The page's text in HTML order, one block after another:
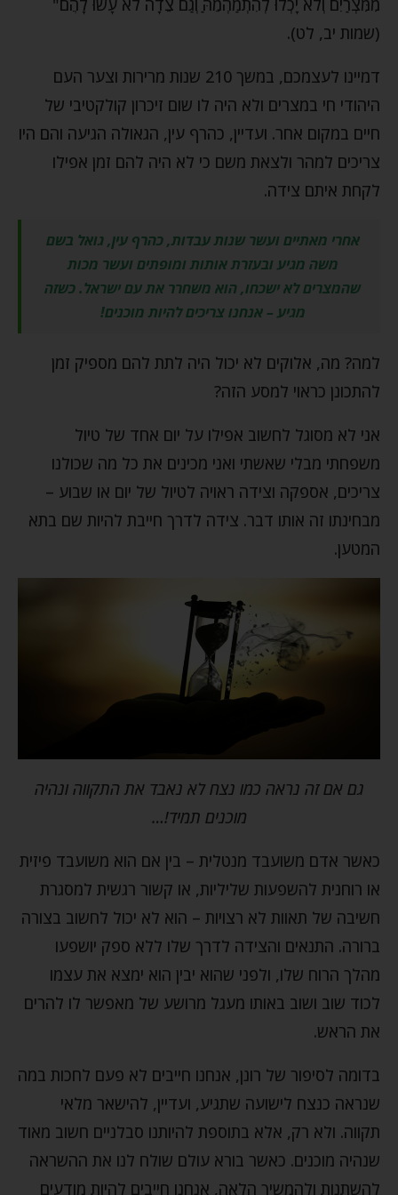
(שמות יב, לט).
דמיינו לעצמכם, במשך 210 שנות מרירות וצער העם
היהודי חי במצרים ולא היה לו שום זיכרון קולקטיבי של
חיים במקום אחר. ועדיין, כהרף עין, הגאולה הגיעה והם היו
צריכים למהר ולצאת משם כי לא היה להם זמן אפילו
לקחת איתם צידה.
אחרי מאתיים ועשר שנות עבדות, כהרף עין, גואל בשם
משה מגיע ובעזרת אותות ומופתים ועשר מכות
שהמצרים לא ישכחו, הוא משחרר את עם ישראל. כשזה
מגיע – אנחנו צריכים להיות מוכנים!
למה? מה, אלוקים לא יכול היה לתת להם מספיק זמן
להתכונן כראוי למסע הזה?
אני לא מסוגל לחשוב אפילו על יום אחד של טיול
משפחתי מבלי שאשתי ואני מכינים את כל מה שכולנו
צריכים, אספקה וצידה ראויה לטיול של יום או שבוע –
מבחינתו זה אותו דבר. צידה לדרך חייבת להיות שם בתא
המטען.
גם אם זה נראה כמו נצח לא נאבד את התקווה ונהיה
מוכנים תמיד!…
כאשר אדם משועבד מנטלית – בין אם הוא משועבד פיזית
או רוחנית להשפעות שליליות, או קשור רגשית למסגרת
חשיבה של תאוות לא רצויות – הוא לא יכול לחשוב בצורה
ברורה. התנאים והצידה לדרך שלו ללא ספק יושפעו
מהלך הרוח שלו, ולפני שהוא יבין הוא ימצא את עצמו
לכוד שוב ושוב באותו מעגל מרושע של מאפשר לו להרים
את הראש.
בדומה לסיפור של רונן, אנחנו חייבים לא פעם לחכות במה
שנראה כנצח לישועה שתגיע, ועדיין, להישאר מלאי
תקווה. ולא רק, אלא בתוספת להיותנו סבלניים חשוב מאוד
שנהיה מוכנים. כאשר בורא עולם שולח לנו את ההשראה
להשתנות ולהמשיך הלאה, אנחנו חייבים להיות מודעים